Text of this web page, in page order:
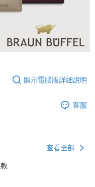
顯示電腦版詳細說明
客服
查看全部